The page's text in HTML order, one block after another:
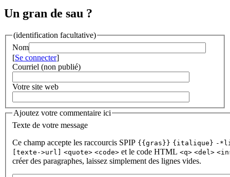
Un gran de sau ?
(identification facultative)
Nom
[Se connecter]
Courriel (non publié)
Votre site web
Ajoutez votre commentaire ici
Texte de votre message
Ce champ accepte les raccourcis SPIP {{gras}} {italique} -
[texte->url]
<quote> <code> et le code HTML <q> <del>
créer des paragraphes, laissez simplement des lignes vides.